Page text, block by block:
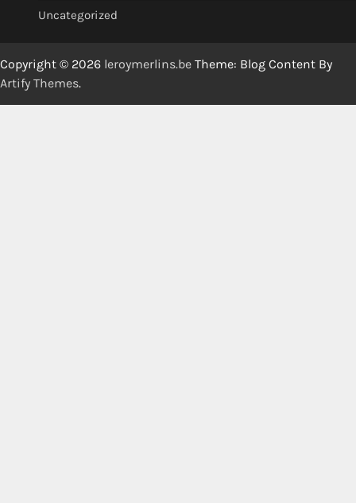
Uncategorized
Copyright © 2026 leroymerlins.be Theme: Blog Content By
Artify Themes.